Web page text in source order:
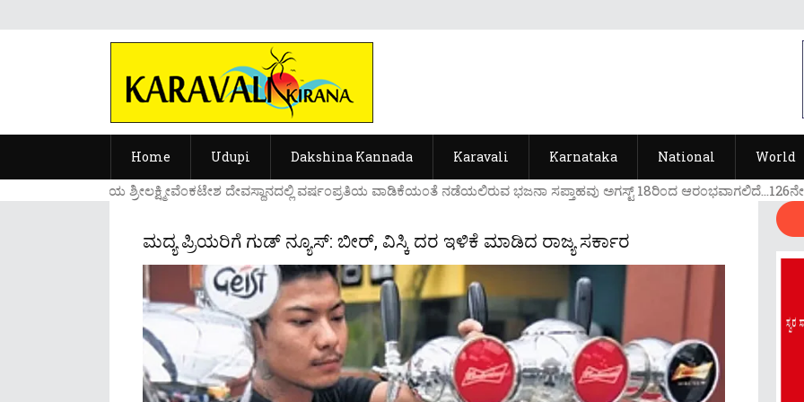
Home Udupi Dakshina Kannada Karavali Karnataka National World
....ಉಡುಪಿಯ ಶ್ರೀಲಕ್ಷ್ಮೀವೆ೦ಕಟೇಶ ದೇವಸ್ಥಾನದಲ್ಲಿ ವರ್ಷ೦ಪ್ರತಿಯ ವಾಡಿಕೆಯ೦ತೆ ನಡೆಯಲಿರುವ ಭಜನಾ ಸಪ್ತಾಹವು ಅಗಸ್ಟ್ 18ರಿ೦ದ ಆರ೦ಭವಾಗಲಿದೆ...126ನೇ
ಮದ್ಯ ಪ್ರಿಯರಿಗೆ ಗುಡ್ ನ್ಯೂಸ್: ಬೀರ್, ವಿಸ್ಕಿ ದರ ಇಳಿಕೆ ಮಾಡಿದ ರಾಜ್ಯ ಸರ್ಕಾರ